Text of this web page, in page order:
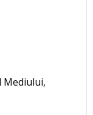
Mediului,